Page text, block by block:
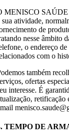
MENISCO SAÚDE
sua atividade,
de
nesse âmbito
o endereço
com o
também
ofertas
interesse. É
retificação
TEMPO DE